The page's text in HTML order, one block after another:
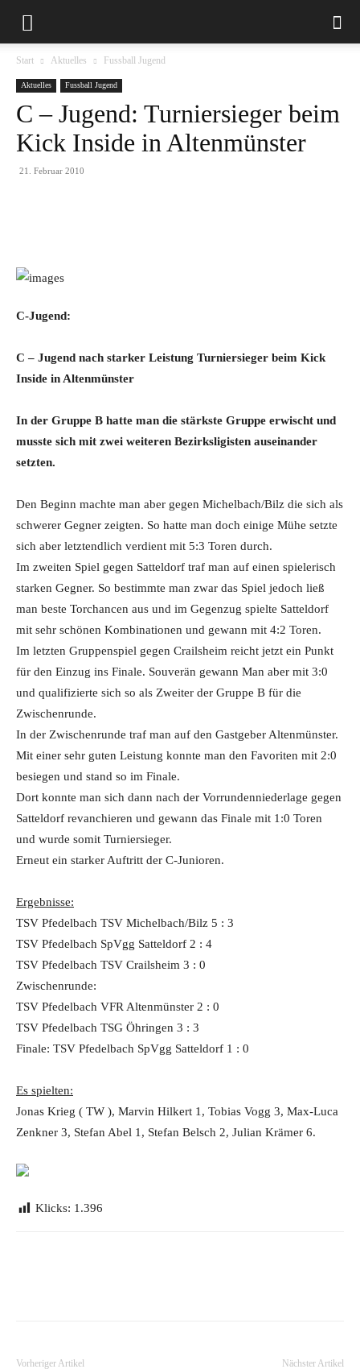
Start Aktuelles Fussball Jugend
Aktuelles Fussball Jugend
C – Jugend: Turniersieger beim
Kick Inside in Altenmünster
21. Februar 2010
C-Jugend:
C – Jugend nach starker Leistung Turniersieger beim Kick
Inside in Altenmünster
In der Gruppe B hatte man die stärkste Gruppe erwischt und
musste sich mit zwei weiteren Bezirksligisten auseinander
setzten.
Den Beginn machte man aber gegen Michelbach/Bilz die sich als
schwerer Gegner zeigten. So hatte man doch einige Mühe setzte
sich aber letztendlich verdient mit 5:3 Toren durch.
Im zweiten Spiel gegen Satteldorf traf man auf einen spielerisch
starken Gegner. So bestimmte man zwar das Spiel jedoch ließ
man beste Torchancen aus und im Gegenzug spielte Satteldorf
mit sehr schönen Kombinationen und gewann mit 4:2 Toren.
Im letzten Gruppenspiel gegen Crailsheim reicht jetzt ein Punkt
für den Einzug ins Finale. Souverän gewann Man aber mit 3:0
und qualifizierte sich so als Zweiter der Gruppe B für die
Zwischenrunde.
In der Zwischenrunde traf man auf den Gastgeber Altenmünster.
Mit einer sehr guten Leistung konnte man den Favoriten mit 2:0
besiegen und stand so im Finale.
Dort konnte man sich dann nach der Vorrundenniederlage gegen
Satteldorf revanchieren und gewann das Finale mit 1:0 Toren
und wurde somit Turniersieger.
Erneut ein starker Auftritt der C-Junioren.
Ergebnisse:
TSV Pfedelbach TSV Michelbach/Bilz 5 : 3
TSV Pfedelbach SpVgg Satteldorf 2 : 4
TSV Pfedelbach TSV Crailsheim 3 : 0
Zwischenrunde:
TSV Pfedelbach VFR Altenmünster 2 : 0
TSV Pfedelbach TSG Öhringen 3 : 3
Finale: TSV Pfedelbach SpVgg Satteldorf 1 : 0
Es spielten:
Jonas Krieg ( TW ), Marvin Hilkert 1, Tobias Vogg 3, Max-Luca
Zenkner 3, Stefan Abel 1, Stefan Belsch 2, Julian Krämer 6.
Klicks: 1.396
Vorheriger Artikel Nächster Artikel